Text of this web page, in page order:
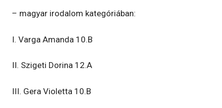
– magyar irodalom kategóriában:
I. Varga Amanda 10.B
II. Szigeti Dorina 12.A
III. Gera Violetta 10.B